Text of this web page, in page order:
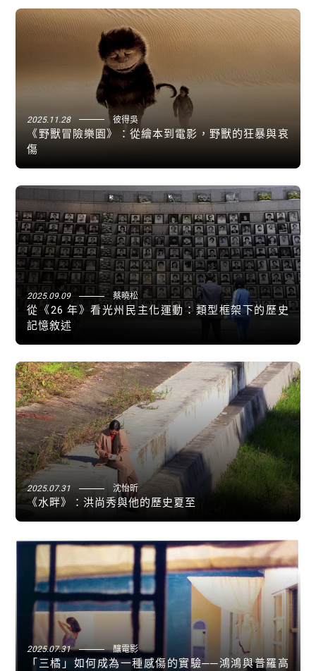
2025.11.28 彼得吳
《野獸冒險樂園》：從繪本到電影，野獸的狂暴與哀
傷
2025.09.09 蔡曉松
從《26 年》看光州民主化運動：類型框架下的歷史
記憶敘述
2025.07.31 沈怡昕
《水畔》：洪尚秀與他的歷史夏至
2025.07.31 釀電影
「三橘」如何成為一種感傷的實驗──鴻鴻與普羅高
關閉